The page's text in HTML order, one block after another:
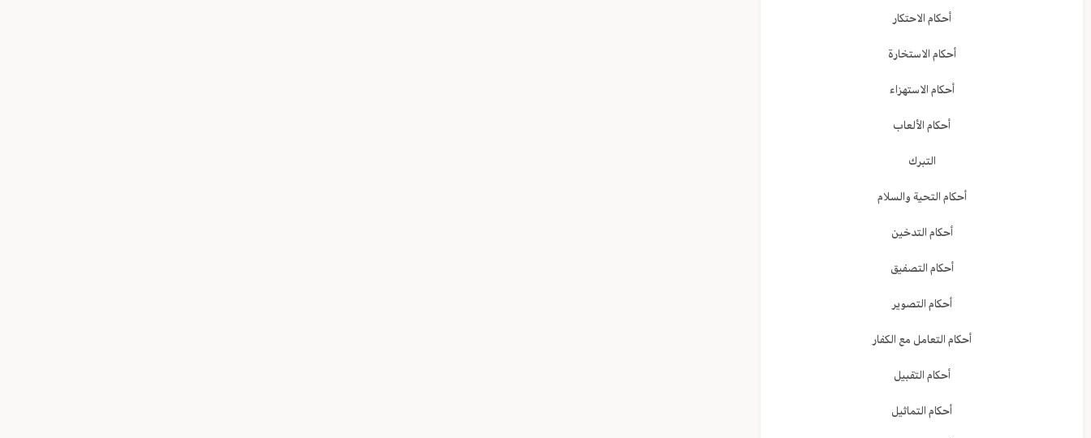
أحكام الاحتكار
أحكام الاستخارة
أحكام الاستهزاء
أحكام الألعاب
التبرك
أحكام التحية والسلام
أحكام التدخين
أحكام التصفيق
أحكام التصوير
أحكام التعامل مع الكفار
أحكام التقبيل
أحكام التماثيل